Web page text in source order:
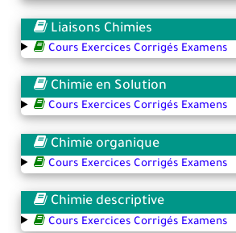
Liaisons Chimies
Cours Exercices Corrigés Examens
Chimie en Solution
Cours Exercices Corrigés Examens
Chimie organique
Cours Exercices Corrigés Examens
Chimie descriptive
Cours Exercices Corrigés Examens